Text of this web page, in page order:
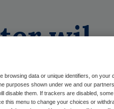
wil
data or unique identifiers, on your
purposes shown under we and our
disable them. If trackers are disabled,
this menu to change your choices or